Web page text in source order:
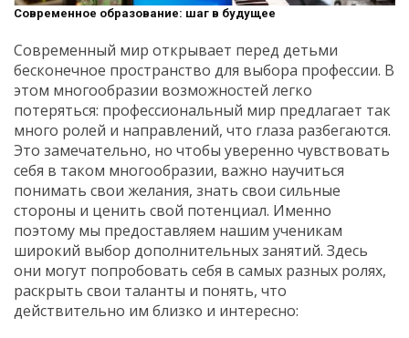
Современное образование: шаг в будущее
Современный мир открывает перед детьми
бесконечное пространство для выбора профессии. В
этом многообразии возможностей легко
потеряться: профессиональный мир предлагает так
много ролей и направлений, что глаза разбегаются.
Это замечательно, но чтобы уверенно чувствовать
себя в таком многообразии, важно научиться
понимать свои желания, знать свои сильные
стороны и ценить свой потенциал. Именно
поэтому мы предоставляем нашим ученикам
широкий выбор дополнительных занятий. Здесь
они могут попробовать себя в самых разных ролях,
раскрыть свои таланты и понять, что
действительно им близко и интересно: